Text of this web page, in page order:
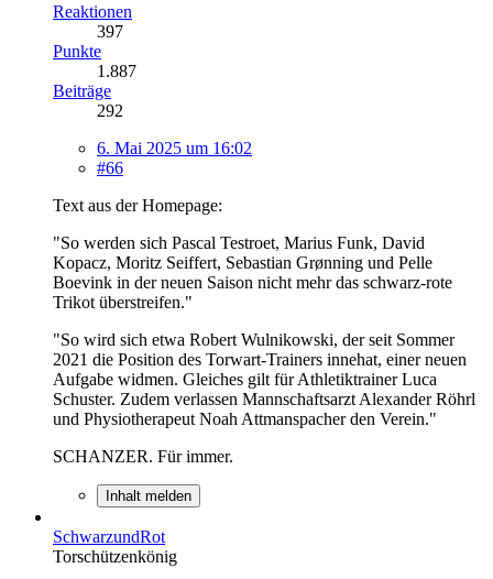
Reaktionen
397
Punkte
1.887
Beiträge
292
6. Mai 2025 um 16:02
#66
Text aus der Homepage:
"So werden sich Pascal Testroet, Marius Funk, David
Kopacz, Moritz Seiffert, Sebastian Grønning und Pelle
Boevink in der neuen Saison nicht mehr das schwarz-rote
Trikot überstreifen."
"So wird sich etwa Robert Wulnikowski, der seit Sommer
2021 die Position des Torwart-Trainers innehat, einer neuen
Aufgabe widmen. Gleiches gilt für Athletiktrainer Luca
Schuster. Zudem verlassen Mannschaftsarzt Alexander Röhrl
und Physiotherapeut Noah Attmanspacher den Verein."
SCHANZER. Für immer.
Inhalt melden
SchwarzundRot
Torschützenkönig